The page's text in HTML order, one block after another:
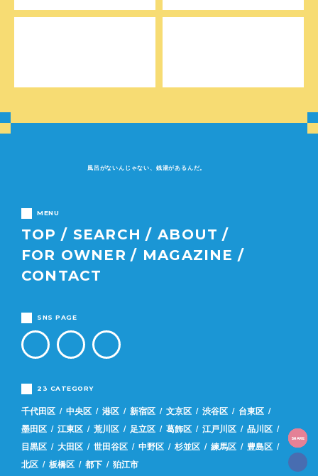
風呂がないんじゃない、銭湯があるんだ。
MENU
TOP SEARCH
ABOUT
FOR OWNER
MAGAZINE
CONTACT
SNS PAGE
23 CATEGORY
千代田区 中央区 港区 新宿区 文京区 渋谷区
台東区
墨田区
江東区 荒川区 足立区 葛飾区 江戸川区
品川区
目黒区
大田区 世田谷区 中野区 杉並区 練馬区
豊島区
北区
板橋区 都下 狛江市
SHARE